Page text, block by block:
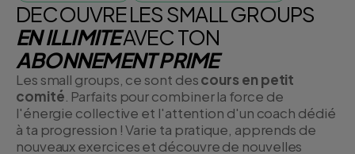
DECOUVRE LES SMALL GROUPS
EN ILLIMITEAVEC TON
ABONNEMENT PRIME
Les small groups, ce sont descours en petit
comité . Parfaits pour combiner la force de
l'énergie collective et l'attention d'un coach dédié
à ta progression ! Varie ta pratique, apprends de
nouveaux exercices et découvre de nouvelles